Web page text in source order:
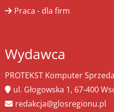
Praca - dla firm
Wydawca
PROTEKST Komputer
ul. Głogowska 1, 67-400
redakcja@glosregionu.pl